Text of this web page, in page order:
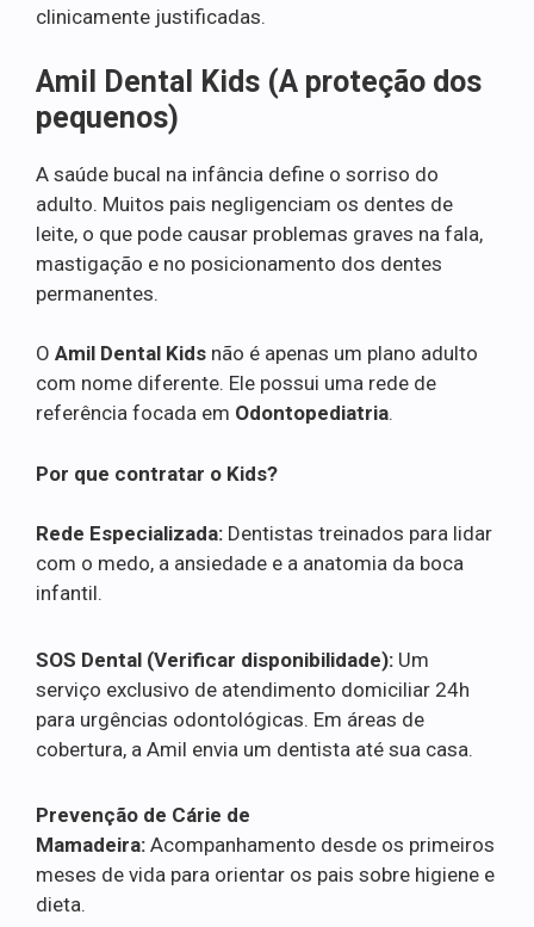
clinicamente justificadas.
Amil Dental Kids (A proteção dos
pequenos)
A saúde bucal na infância define o sorriso do
adulto. Muitos pais negligenciam os dentes de
leite, o que pode causar problemas graves na fala,
mastigação e no posicionamento dos dentes
permanentes.
O Amil Dental Kids não é apenas um plano adulto
com nome diferente. Ele possui uma rede de
referência focada em Odontopediatria.
Por que contratar o Kids?
Rede Especializada: Dentistas treinados para lidar
com o medo, a ansiedade e a anatomia da boca
infantil.
SOS Dental (Verificar disponibilidade): Um
serviço exclusivo de atendimento domiciliar 24h
para urgências odontológicas. Em áreas de
cobertura, a Amil envia um dentista até sua casa.
Prevenção de Cárie de
Mamadeira: Acompanhamento desde os primeiros
meses de vida para orientar os pais sobre higiene e
dieta.